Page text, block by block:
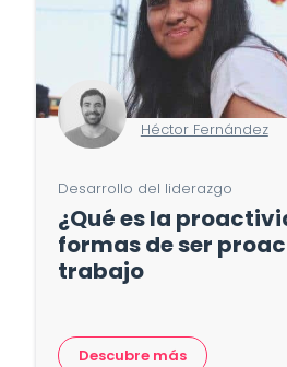
Héctor Fernández
Desarrollo del liderazgo
¿Qué es la
formas de ser
trabajo
Descubre más